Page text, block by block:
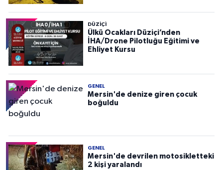
DÜZIÇI
Ülkü Ocakları Düziçi’nden
İHA/Drone Pilotluğu Eğitimi ve
Ehliyet Kursu
GENEL
Mersin'de denize giren çocuk
boğuldu
GENEL
Mersin'de devrilen motosikletteki
2 kişi yaralandı